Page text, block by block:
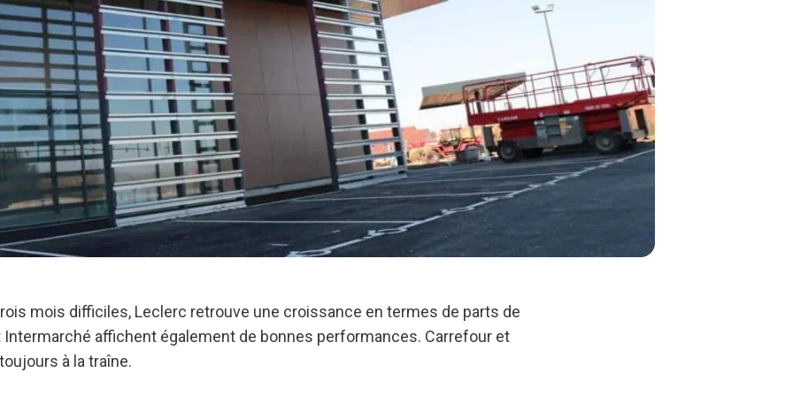
mois difficiles, Leclerc retrouve une croissance en termes de parts de
Intermarché affichent également de bonnes performances. Carrefour et
à la traîne.